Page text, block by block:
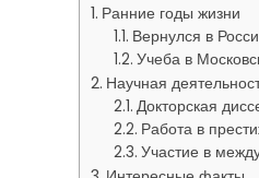
Ранние годы жизни
Вернулся в
Учеба в
Научная
Докторская
Работа в
Участие в